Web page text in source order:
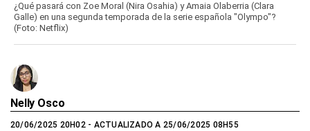
¿Qué pasará con Zoe Moral (Nira Osahia) y Amaia Olaberria (Clara
Galle) en una segunda temporada de la serie española "Olympo"?
(Foto: Netflix)
Nelly Osco
20/06/2025 20H02- ACTUALIZADO A 25/06/2025 08H55